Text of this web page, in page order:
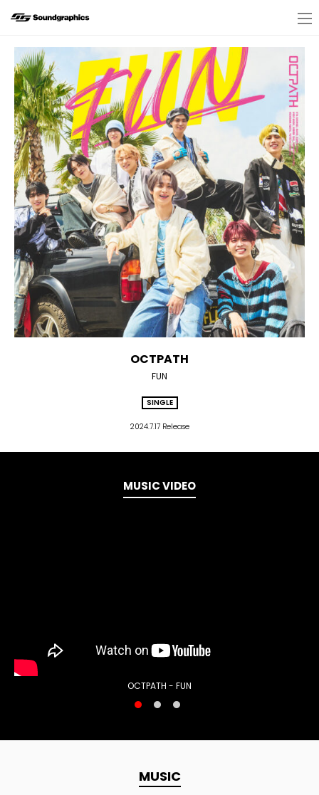
OCTPATH
FUN
SINGLE
2024.7.17 Release
MUSIC VIDEO
OCTPATH - FUN
MUSIC